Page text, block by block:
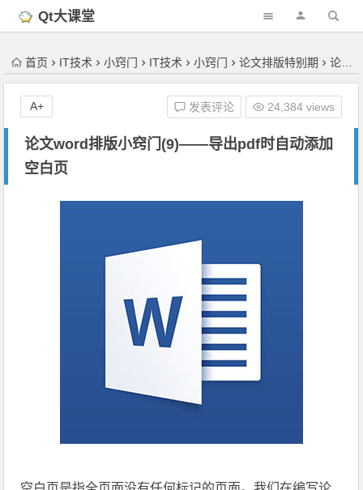
'); })(); Qt大课堂
首页 IT技术 小窍门 IT技术 小窍门 论文排版特别期 论文word排版小窍门(9)——导出pdf时自动添加空白页
论文word排版小窍门(9)——导出pdf时自动添加
空白页
发表评论 24,384 views
A+